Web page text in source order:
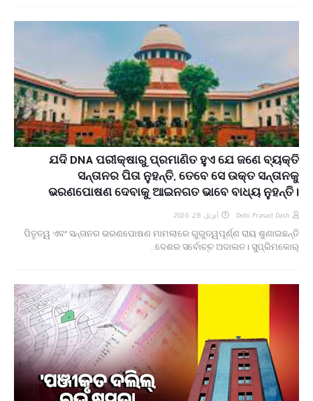
ଯଦି DNA ପରୀକ୍ଷାରୁ ପ୍ରମାଣିତ ହୁଏ ଯେ ଜଣେ ବ୍ୟକ୍ତି
ସନ୍ତାନର ପିତା ନୁହନ୍ତି, ତେବେ ସେ ଉକ୍ତ ସନ୍ତାନକୁ
ଭରଣପୋଷଣ ଦେବାକୁ ଆଇନଗତ ଭାବେ ବାଧ୍ୟ ନୁହନ୍ତି।
Debi Prasad Dash أبريل 28, 2026
ପିତୃତ୍ୱ ଏବଂ ସନ୍ତାନର ଭରଣପୋଷଣ ମାମଲାରେ ଗୁରୁତ୍ୱପୂର୍ଣ୍ଣ ରାୟ ଶୁଣାଇଛନ୍ତି
ଦେଶର ସର୍ବୋଚ୍ଚ ଅଦାଲତ। ସୁପ୍ରିମକୋର୍…